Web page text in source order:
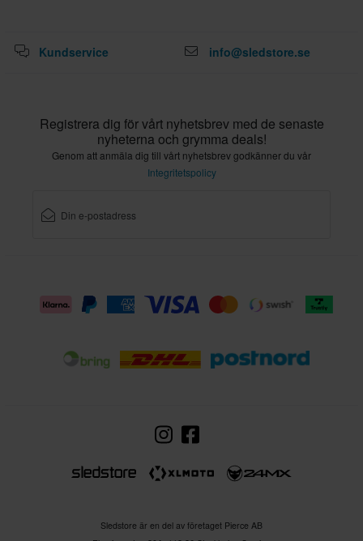
Kundservice info@sledstore.se
Registrera dig för vårt nyhetsbrev med de senaste
nyheterna och grymma deals!
Genom att anmäla dig till vårt nyhetsbrev godkänner du vår
Integritetspolicy
Sledstore är en del av företaget Pierce AB